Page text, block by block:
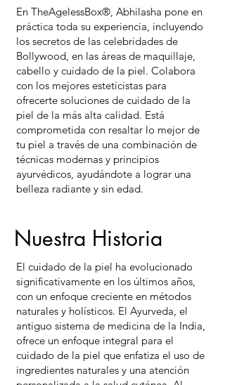
En TheAgelessBox®, Abhilasha pone en
práctica toda su experiencia, incluyendo
los secretos de las celebridades de
Bollywood, en las áreas de maquillaje,
cabello y cuidado de la piel. Colabora
con los mejores esteticistas para
ofrecerte soluciones de cuidado de la
piel de la más alta calidad. Está
comprometida con resaltar lo mejor de
tu piel a través de una combinación de
técnicas modernas y principios
ayurvédicos, ayudándote a lograr una
belleza radiante y sin edad.
Nuestra Historia
El cuidado de la piel ha evolucionado
significativamente en los últimos años,
con un enfoque creciente en métodos
naturales y holísticos. El Ayurveda, el
antiguo sistema de medicina de la India,
ofrece un enfoque integral para el
cuidado de la piel que enfatiza el uso de
ingredientes naturales y una atención